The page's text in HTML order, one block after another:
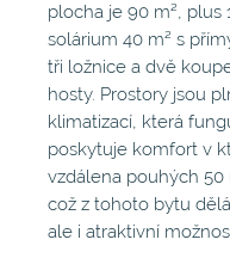
plocha je 90 m², plus
solárium 40 m² s
tři ložnice a dvě
hosty. Prostory jsou
klimatizací, která
poskytuje komfort v
vzdálena pouhých
což z tohoto bytu
ale i atraktivní